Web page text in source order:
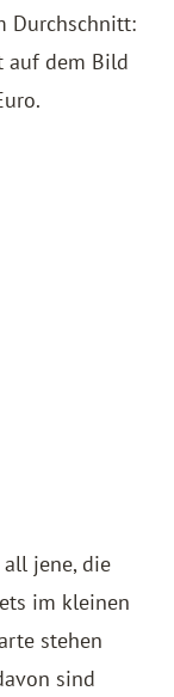
Durchschnitt:
auf dem Bild
jene, die
im kleinen
stehen
sind